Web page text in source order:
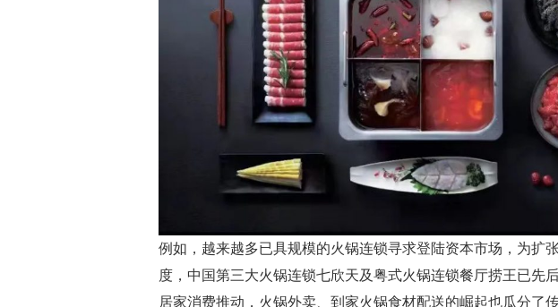
例如，越来越多已具规模的火锅连锁寻求登陆资本市场，为扩
度，中国第三大火锅连锁七欣天及粤式火锅连锁餐厅捞王已先
居家消费推动，火锅外卖、到家火锅食材配送的崛起也瓜分了